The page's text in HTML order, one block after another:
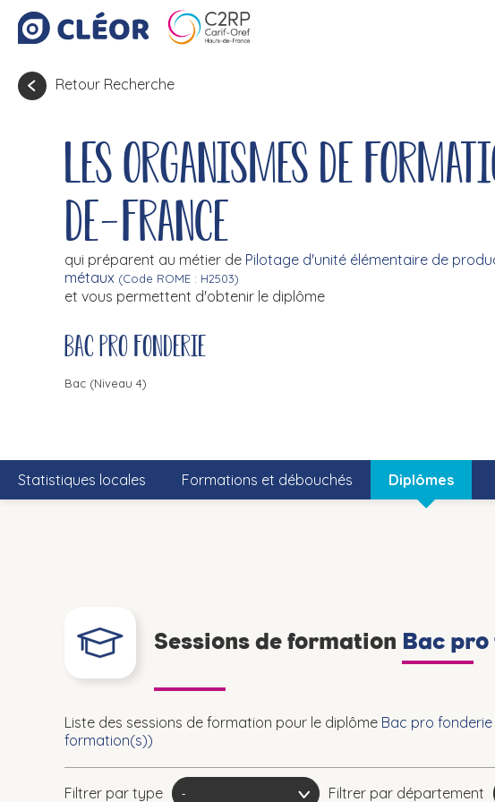
Retour Recherche
Les organismes de
de-France
qui préparent au métier de Pilotage d'unité élémentaire de
métaux (Code ROME : H2503)
et vous permettent d'obtenir le diplôme
Bac pro fonderie
Bac (Niveau 4)
Statistiques locales Formations et débouchés Diplômes
Sessions de formation Bac
Liste des sessions de formation pour le diplôme Bac pro fonderie
formation(s))
Filtrer par type Filtrer par département